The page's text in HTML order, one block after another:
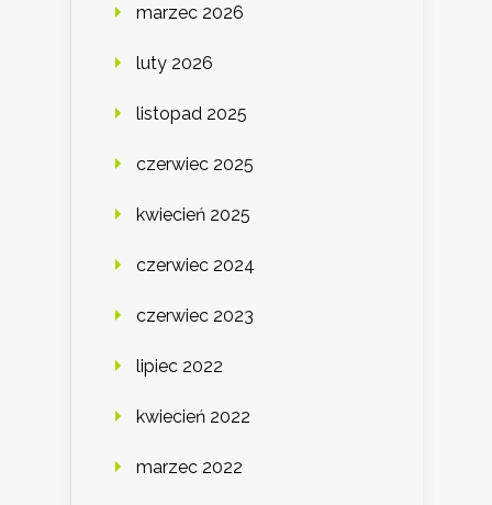
marzec 2026
luty 2026
listopad 2025
czerwiec 2025
kwiecień 2025
czerwiec 2024
czerwiec 2023
lipiec 2022
kwiecień 2022
marzec 2022